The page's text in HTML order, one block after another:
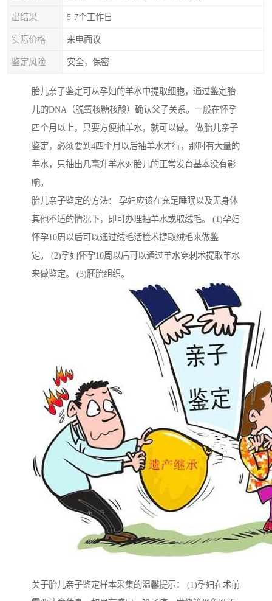
出结果 5-7个工作日
实际价格 来电面议
鉴定风险 安全，保密
胎儿亲子鉴定可从孕妇的羊水中提取细胞，通过鉴定胎
儿的DNA（脱氧核糖核酸）确认父子关系。一般在怀孕
四个月以上，只要方便抽羊水，就可以做。 做胎儿亲子
鉴定，必须要到4四个月以后抽羊水才行，那时有大量的
羊水，只抽出几毫升羊水对胎儿的正常发育基本没有影
响。
胎儿亲子鉴定的方法： 孕妇应该在充足睡眠以及无身体
其他不适的情况下，即可办理抽羊水或取绒毛。 (1)孕妇
怀孕10周以后可以通过绒毛活检术提取绒毛来做鉴
定。 (2)孕妇怀孕16周以后可以通过羊水穿刺术提取羊水
来做鉴定。 (3)胚胎组织。
关于胎儿亲子鉴定样本采集的温馨提示： (1)孕妇在术前